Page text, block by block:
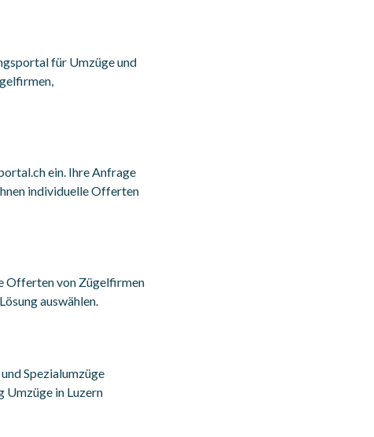
für Umzüge und
ein. Ihre Anfrage
individuelle Offerten
Offerten von Zügelfirmen
auswählen.
Spezialumzüge
Umzüge in Luzern